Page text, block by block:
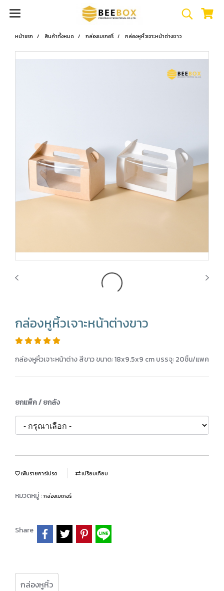
หน้าแรก สินค้าทั้งหมด กล่องเบเกอรี่ กล่องหูหิ้วเจาะหน้าต่างขาว
กล่องหูหิ้วเจาะหน้าต่างขาว
กล่องหูหิ้วเจาะหน้าต่าง สีขาว ขนาด: 18x9.5x9 cm บรรจุ: 20ชิ้น/แพค
ยกแพ็ค / ยกลัง
เพิ่มรายการโปรด เปรียบเทียบ
หมวดหมู่ : กล่องเบเกอรี่
Share
กล่องหูหิ้ว